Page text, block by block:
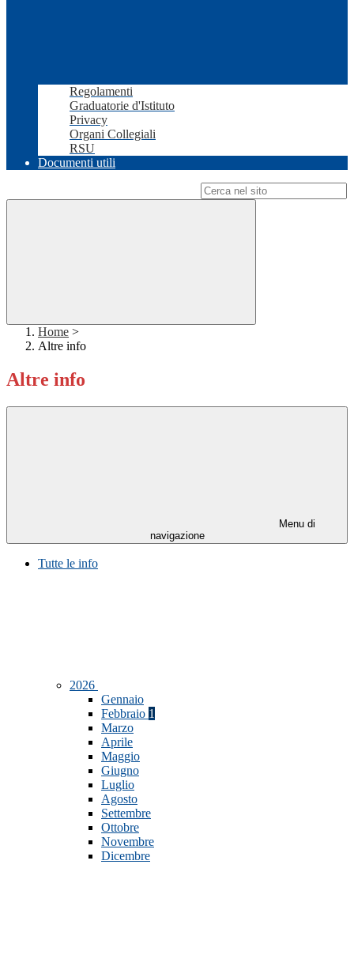
Regolamenti
Graduatorie d'Istituto
Privacy
Organi Collegiali
RSU
Documenti utili
Home >
Altre info
Altre info
Menu di
navigazione
Tutte le info
2026
Gennaio
Febbraio 1
Marzo
Aprile
Maggio
Giugno
Luglio
Agosto
Settembre
Ottobre
Novembre
Dicembre